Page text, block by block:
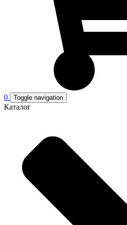
0 Toggle navigation
Каталог